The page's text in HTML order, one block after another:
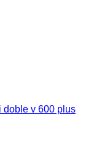
doble v 600 plus